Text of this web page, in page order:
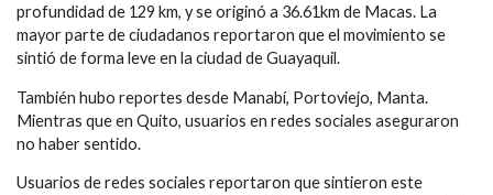
profundidad de 129 km, y se originó a 36.61km de Macas. La
mayor parte de ciudadanos reportaron que el movimiento se
sintió de forma leve en la ciudad de Guayaquil.
También hubo reportes desde Manabí, Portoviejo, Manta.
Mientras que en Quito, usuarios en redes sociales aseguraron
no haber sentido.
Usuarios de redes sociales reportaron que sintieron este